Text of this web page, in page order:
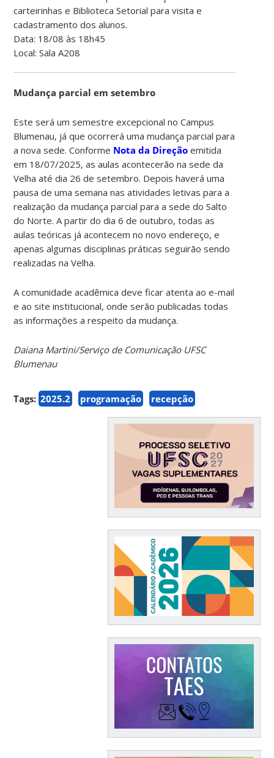
carteirinhas e Biblioteca Setorial para visita e
cadastramento dos alunos.
Data: 18/08 às 18h45
Local: Sala A208
Mudança parcial em setembro
Este será um semestre excepcional no Campus
Blumenau, já que ocorrerá uma mudança parcial para
a nova sede. Conforme Nota da Direção emitida
em 18/07/2025, as aulas acontecerão na sede da
Velha até dia 26 de setembro. Depois haverá uma
pausa de uma semana nas atividades letivas para a
realização da mudança parcial para a sede do Salto
do Norte. A partir do dia 6 de outubro, todas as
aulas teóricas já acontecem no novo endereço, e
apenas algumas disciplinas práticas seguirão sendo
realizadas na Velha.
A comunidade acadêmica deve ficar atenta ao e-mail
e ao site institucional, onde serão publicadas todas
as informações a respeito da mudança.
Daiana Martini/Serviço de Comunicação UFSC
Blumenau
Tags: 2025.2 programação recepção